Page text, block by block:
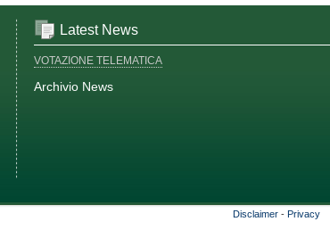
Latest News
VOTAZIONE TELEMATICA
Archivio News
Disclaimer - Privacy